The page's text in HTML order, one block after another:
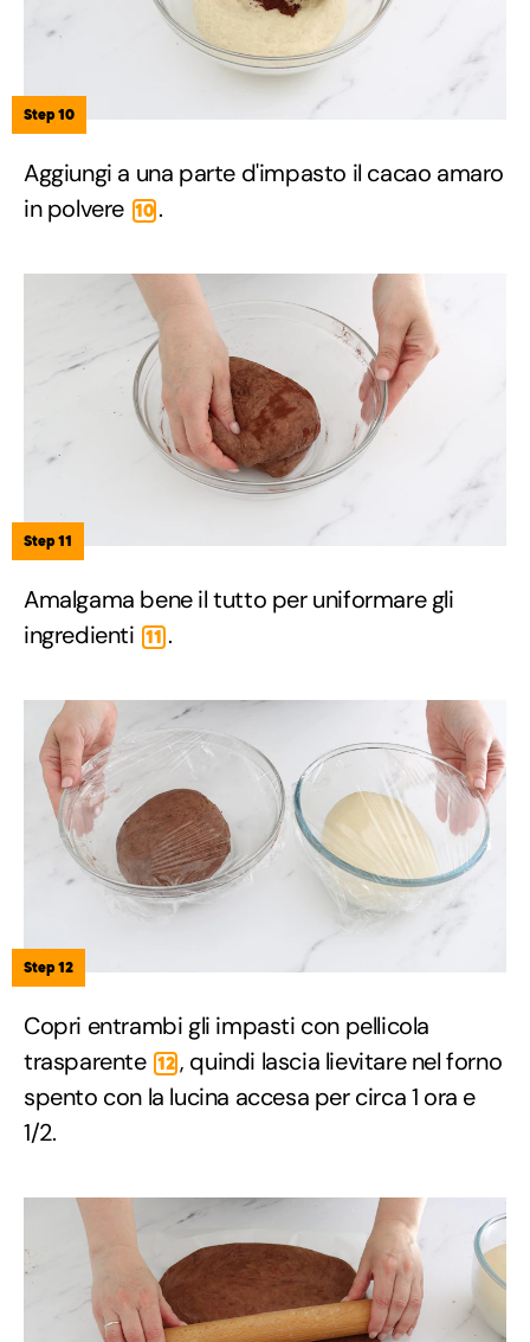
Step 10
Aggiungi a una parte d'impasto il cacao amaro
in polvere 10 .
Step 11
Amalgama bene il tutto per uniformare gli
ingredienti 11 .
Step 12
Copri entrambi gli impasti con pellicola
trasparente 12 , quindi lascia lievitare nel forno
spento con la lucina accesa per circa 1 ora e
1/2.